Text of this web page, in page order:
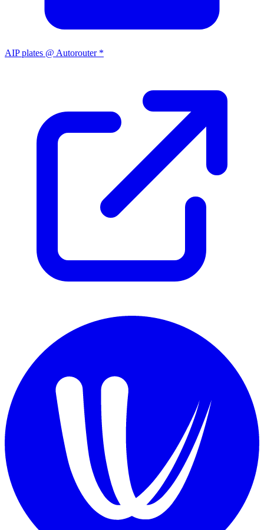
AIP plates @ Autorouter *